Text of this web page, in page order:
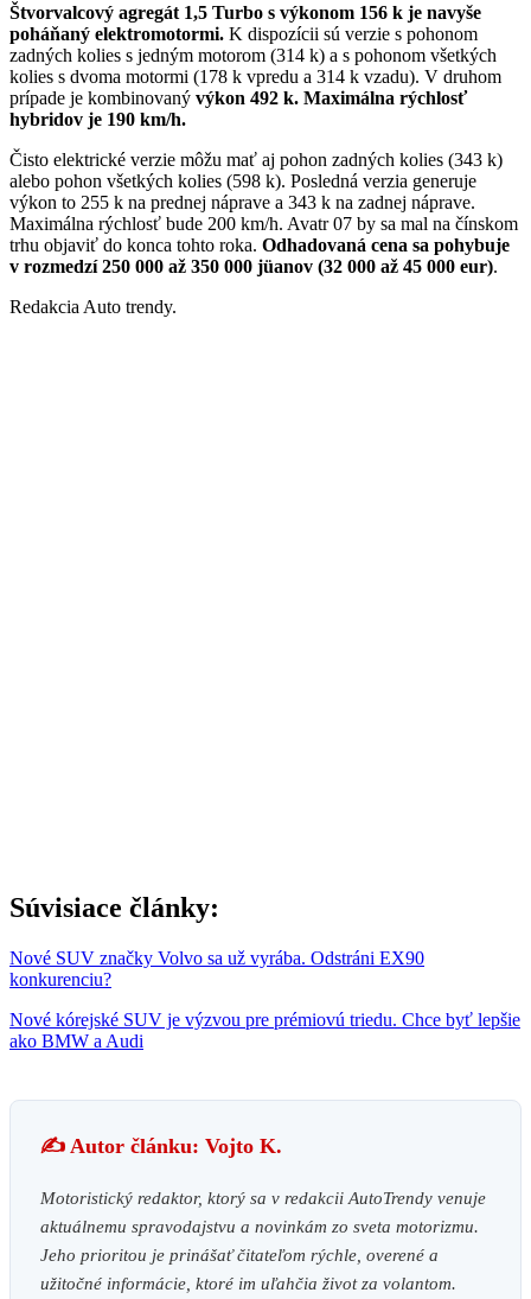
Štvorvalcový agregát 1,5 Turbo s výkonom 156 k je navyše
poháňaný elektromotormi. K dispozícii sú verzie s pohonom
zadných kolies s jedným motorom (314 k) a s pohonom všetkých
kolies s dvoma motormi (178 k vpredu a 314 k vzadu). V druhom
prípade je kombinovaný výkon 492 k. Maximálna rýchlosť
hybridov je 190 km/h.
Čisto elektrické verzie môžu mať aj pohon zadných kolies (343 k)
alebo pohon všetkých kolies (598 k). Posledná verzia generuje
výkon to 255 k na prednej náprave a 343 k na zadnej náprave.
Maximálna rýchlosť bude 200 km/h. Avatr 07 by sa mal na čínskom
trhu objaviť do konca tohto roka. Odhadovaná cena sa pohybuje
v rozmedzí 250 000 až 350 000 jüanov (32 000 až 45 000 eur).
Redakcia Auto trendy.
Súvisiace články:
Nové SUV značky Volvo sa už vyrába. Odstráni EX90
konkurenciu?
Nové kórejské SUV je výzvou pre prémiovú triedu. Chce byť lepšie
ako BMW a Audi
✍️ Autor článku: Vojto K.
Motoristický redaktor, ktorý sa v redakcii AutoTrendy venuje
aktuálnemu spravodajstvu a novinkám zo sveta motorizmu.
Jeho prioritou je prinášať čitateľom rýchle, overené a
užitočné informácie, ktoré im uľahčia život za volantom.